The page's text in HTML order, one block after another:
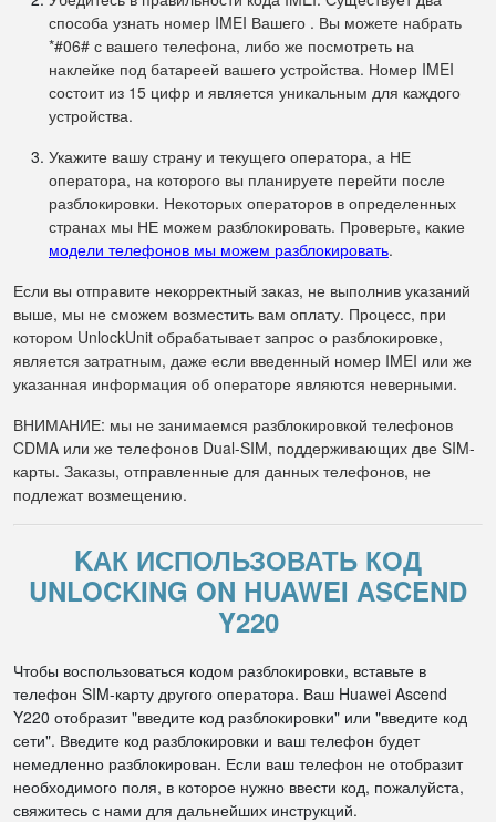
способа узнать номер IMEI Вашего . Вы можете набрать
*#06# с вашего телефона, либо же посмотреть на
наклейке под батареей вашего устройства. Номер IMEI
состоит из 15 цифр и является уникальным для каждого
устройства.
Укажите вашу страну и текущего оператора, а НЕ
оператора, на которого вы планируете перейти после
разблокировки. Некоторых операторов в определенных
странах мы НЕ можем разблокировать. Проверьте, какие
модели телефонов мы можем разблокировать.
Если вы отправите некорректный заказ, не выполнив указаний
выше, мы не сможем возместить вам оплату. Процесс, при
котором UnlockUnit обрабатывает запрос о разблокировке,
является затратным, даже если введенный номер IMEI или же
указанная информация об операторе являются неверными.
ВНИМАНИЕ: мы не занимаемся разблокировкой телефонов
CDMA или же телефонов Dual-SIM, поддерживающих две SIM-
карты. Заказы, отправленные для данных телефонов, не
подлежат возмещению.
KАК ИСПОЛЬЗОВАТЬ КОД
UNLOCKING ON HUAWEI ASCEND
Y220
Чтобы воспользоваться кодом разблокировки, вставьте в
телефон SIM-карту другого оператора. Ваш Huawei Ascend
Y220 отобразит "введите код разблокировки" или "введите код
сети". Введите код разблокировки и ваш телефон будет
немедленно разблокирован. Если ваш телефон не отобразит
необходимого поля, в которое нужно ввести код, пожалуйста,
свяжитесь с нами для дальнейших инструкций.